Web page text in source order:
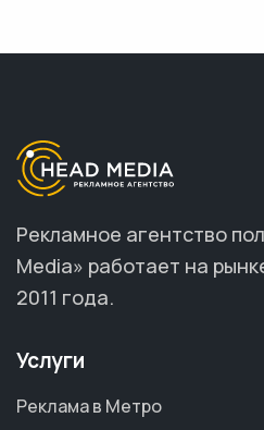
Рекламное агентство
Media» работает на
2011 года.
Услуги
Реклама в Метро